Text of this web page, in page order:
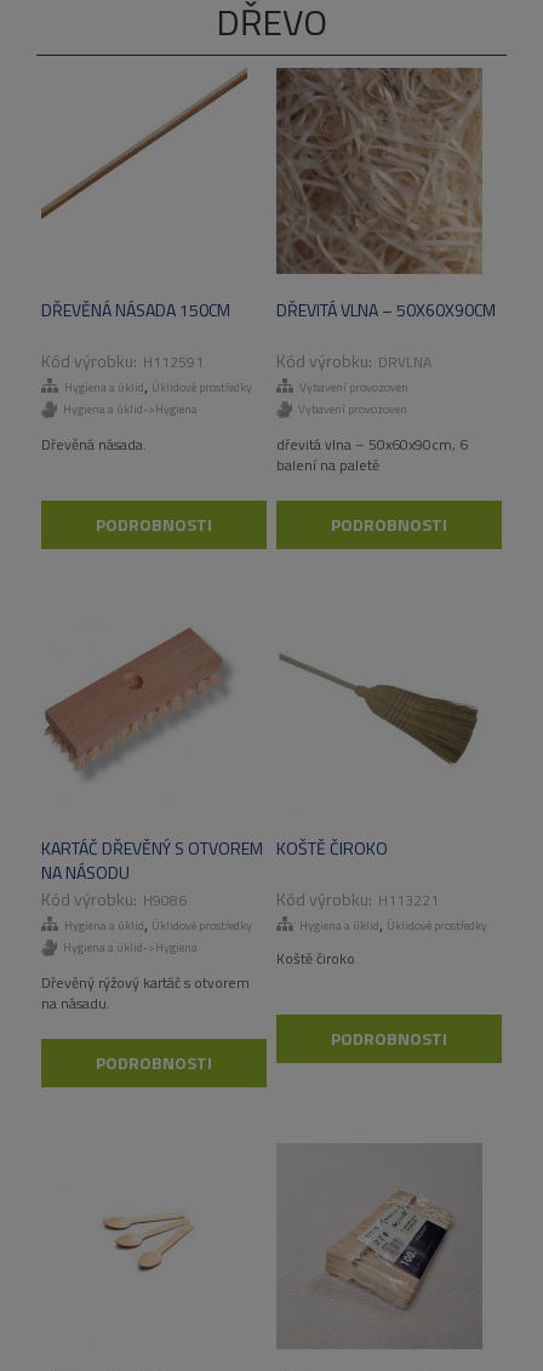
DŘEVO
DŘEVĚNÁ NÁSADA 150CM
H112591
Hygiena a úklid, Úklidové prostředky
Hygiena a úklid->Hygiena
Dřevěná násada.
PODROBNOSTI
DŘEVITÁ VLNA – 50X60X90CM
DRVLNA
Vybavení provozoven
Vybavení provozoven
dřevitá vlna – 50x60x90cm, 6
balení na paletě
PODROBNOSTI
KARTÁČ DŘEVĚNÝ S OTVOREM
NA NÁSODU
H9086
Hygiena a úklid, Úklidové prostředky
Hygiena a úklid->Hygiena
Dřevěný rýžový kartáč s otvorem
na násadu.
PODROBNOSTI
KOŠTĚ ČIROKO
H113221
Hygiena a úklid, Úklidové prostředky
Koště čiroko
PODROBNOSTI